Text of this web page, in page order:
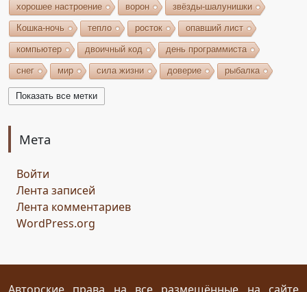
хорошее настроение ворон звёзды-шалунишки
Кошка-ночь тепло росток опавший лист
компьютер двоичный код день программиста
снег мир сила жизни доверие рыбалка
волшебство игрушки
возрождение
сомнение
мяч стирательная резинка
ресторан
Показать все метки
Мета
Войти
Лента записей
Лента комментариев
WordPress.org